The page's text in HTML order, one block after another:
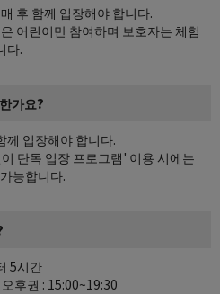
후 함께 입장해야 합니다.
어린이만 참여하며 보호자는 체험
다.
가요?
께 입장해야 합니다.
단독 입장 프로그램' 이용 시에는
능합니다.
5시간
후권 : 15:00~19:30